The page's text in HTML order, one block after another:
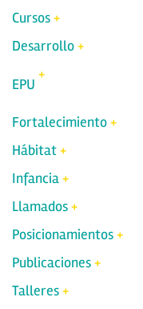
Cursos
Desarrollo
EPU
Fortalecimiento
Hábitat
Infancia
Llamados
Posicionamientos
Publicaciones
Talleres